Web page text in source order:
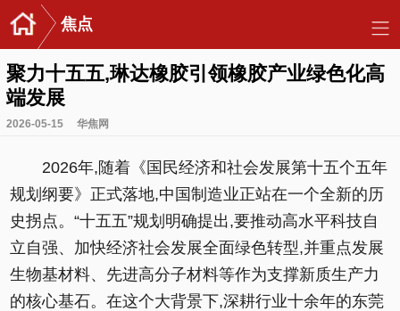
焦点
聚力十五五,琳达橡胶引领橡胶产业绿色化高
端发展
2026-05-15 华焦网
2026年,随着《国民经济和社会发展第十五个五年
规划纲要》正式落地,中国制造业正站在一个全新的历
史拐点。“十五五”规划明确提出,要推动高水平科技自
立自强、加快经济社会发展全面绿色转型,并重点发展
生物基材料、先进高分子材料等作为支撑新质生产力
的核心基石。在这个大背景下,深耕行业十余年的东莞